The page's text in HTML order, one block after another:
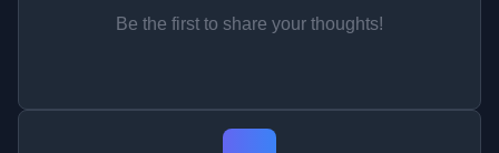
Be the first to share your thoughts!